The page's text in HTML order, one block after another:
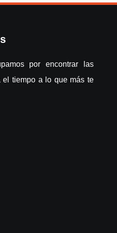
por encontrar las
el tiempo a lo que más te